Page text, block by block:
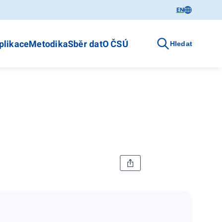
EN
MetodikaSběr datO ČSÚ Hledat